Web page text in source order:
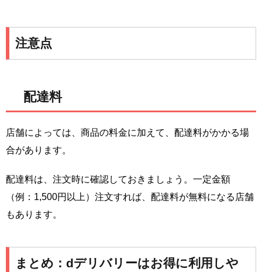
注意点
配達料
店舗によっては、商品の料金に加えて、配達料がかかる場
合があります。
配達料は、注文時に確認しておきましょう。一定金額
（例：1,500円以上）注文すれば、配達料が無料になる店舗
もあります。
まとめ：dデリバリーはお得に利用しや